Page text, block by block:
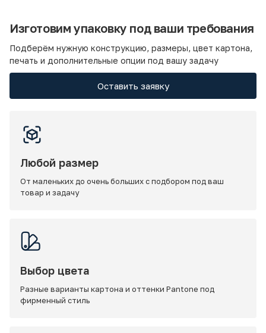
Изготовим упаковку под ваши требования
Подберём нужную конструкцию, размеры, цвет картона,
печать и дополнительные опции под вашу задачу
Оставить заявку
Любой размер
От маленьких до очень больших с подбором под ваш
товар и задачу
Выбор цвета
Разные варианты картона и оттенки Pantone под
фирменный стиль